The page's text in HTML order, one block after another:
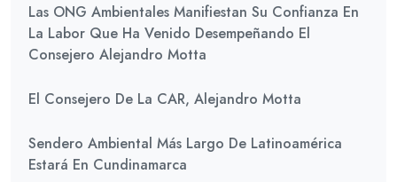
Las ONG Ambientales Manifiestan Su Confianza En
La Labor Que Ha Venido Desempeñando El
Consejero Alejandro Motta
El Consejero De La CAR, Alejandro Motta
Sendero Ambiental Más Largo De Latinoamérica
Estará En Cundinamarca